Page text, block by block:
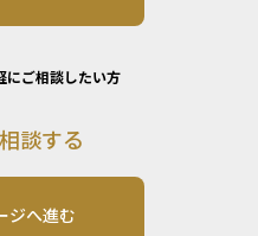
にご相談したい方
談する
ジへ進む